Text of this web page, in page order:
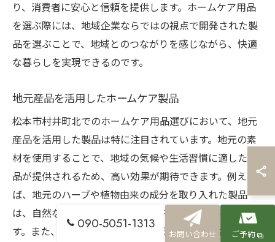
り、消費者に安心と信頼を提供します。ホームケア用品
を選ぶ際には、地域企業ならではの視点で開発された製
品を選ぶことで、地域とのつながりを感じながら、快適
な暮らしを実現できるのです。
地元産品を活用したホームケア製品
松本市村井町北でのホームケア用品選びにおいて、地元
産品を活用した製品は特に注目されています。地元の素
材を使用することで、地域の気候や生活習慣に適した製
品が提供されるため、高い効果が期待できます。例え
ば、地元のハーブや植物由来の成分を取り入れた製品
は、自然な香りとともにリラックス効果をもたらしま
す。また、地域での生産により品質管理が徹底されてお
090-5051-1313
お問い合わせ ご予約